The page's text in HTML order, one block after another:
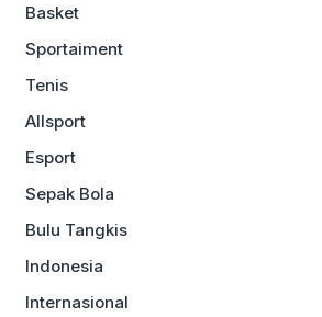
Basket
Sportaiment
Tenis
Allsport
Esport
Sepak Bola
Bulu Tangkis
Indonesia
Internasional